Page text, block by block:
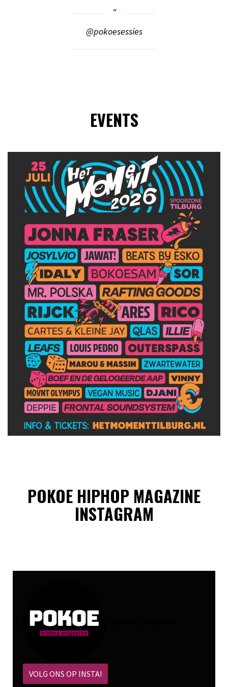
@pokoesessies
EVENTS
POKOE HIPHOP MAGAZINE
INSTAGRAM
VOLG ONS OP INSTA!